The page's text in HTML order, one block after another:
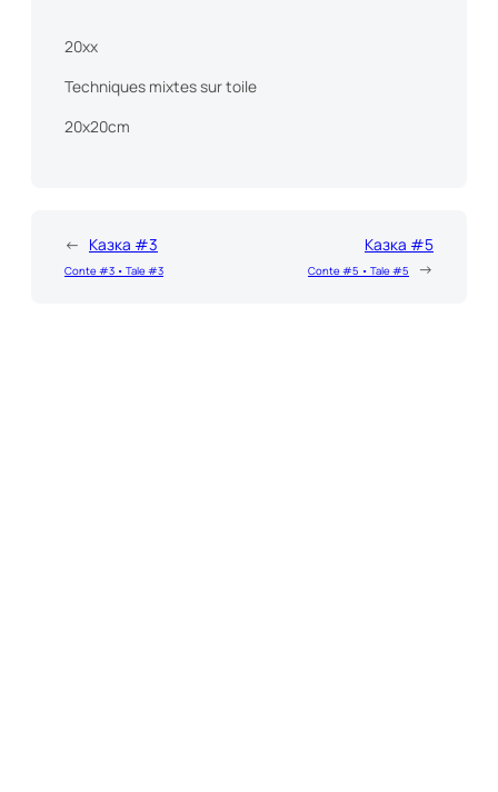
20xx
Techniques mixtes sur toile
20x20cm
← Казка #3
Conte #3 • Tale #3
Казка #5
Conte #5 • Tale #5 →